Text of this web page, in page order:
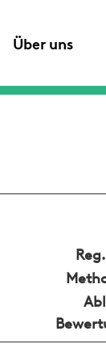
Über uns